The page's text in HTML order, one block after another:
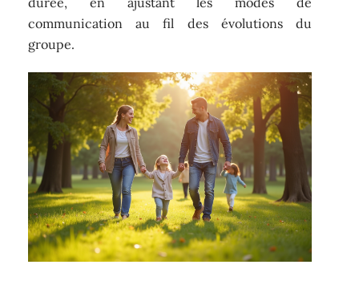
communication au fil des évolutions du
groupe.